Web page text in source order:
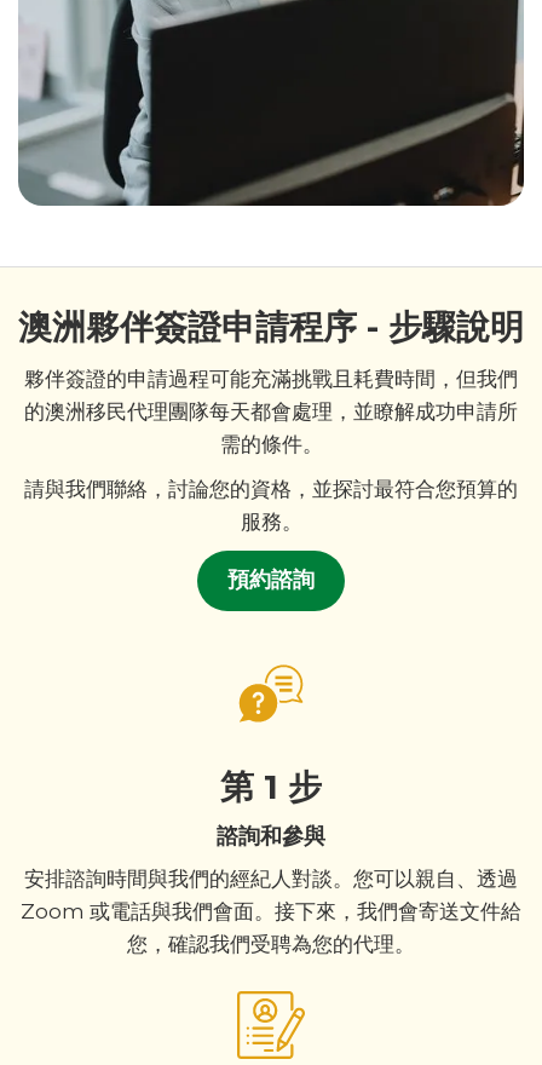
澳洲夥伴簽證申請程序 - 步驟說明
夥伴簽證的申請過程可能充滿挑戰且耗費時間，但我們
的澳洲移民代理團隊每天都會處理，並瞭解成功申請所
需的條件。
請與我們聯絡，討論您的資格，並探討最符合您預算的
服務。
預約諮詢
第 1 步
諮詢和參與
安排諮詢時間與我們的經紀人對談。您可以親自、透過
Zoom 或電話與我們會面。接下來，我們會寄送文件給
您，確認我們受聘為您的代理。